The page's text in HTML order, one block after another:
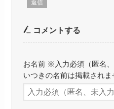
返信
コメントする
お名前 ※入力必須（匿名
いつきの名前は掲載されま